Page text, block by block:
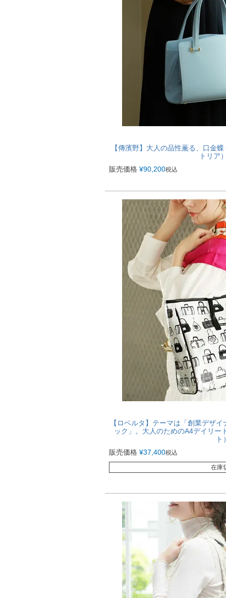
【傳濱野】大人の品性薫る、口金
トリア
販売価格 ¥90,200税込
【ロベルタ】テーマは「創業デザ
ック」。大人のためのA4デイリー
ト
販売価格 ¥37,400税込
在庫